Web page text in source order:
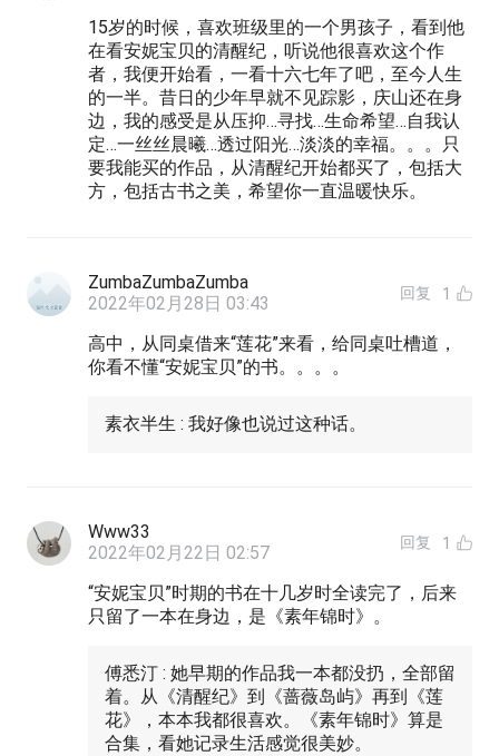
15岁的时候，喜欢班级里的一个男孩子，看到他
在看安妮宝贝的清醒纪，听说他很喜欢这个作
者，我便开始看，一看十六七年了吧，至今人生
的一半。昔日的少年早就不见踪影，庆山还在身
边，我的感受是从压抑…寻找…生命希望…自我认
定…一丝丝晨曦…透过阳光…淡淡的幸福。。。只
要我能买的作品，从清醒纪开始都买了，包括大
方，包括古书之美，希望你一直温暖快乐。
ZumbaZumbaZumba
2022年02月28日 03:43
回复 1
高中，从同桌借来“莲花”来看，给同桌吐槽道，
你看不懂“安妮宝贝”的书。。。。
素衣半生 : 我好像也说过这种话。
Www33
2022年02月22日 02:57
回复 1
“安妮宝贝”时期的书在十几岁时全读完了，后来
只留了一本在身边，是《素年锦时》。
傅悉汀 : 她早期的作品我一本都没扔，全部留
着。从《清醒纪》到《蔷薇岛屿》再到《莲
花》，本本我都很喜欢。《素年锦时》算是
合集，看她记录生活感觉很美妙。